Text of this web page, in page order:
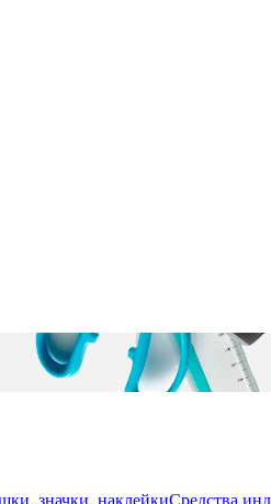
значки, наклейкиСредства